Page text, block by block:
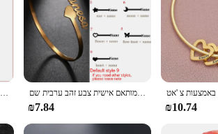
touch to your items. Made from high-quality,
identifiable, making it less likely for them to get
that needs a personal touch.
come in a variety of shapes and sizes,
the tags without any hassle. Whether you're
אישית שם נשים של צמיד נירוסטה זהב כסף צמיד אישית צמיד תכשיטי יום מתנה צמיד שם מותאם אישית לנשים גברים תכשיטי נירוסטה צבע זהב מותאם אישית צבע זהב ערבית שם bangle מתנה יום הולדת
₪7.84 ₪10.74